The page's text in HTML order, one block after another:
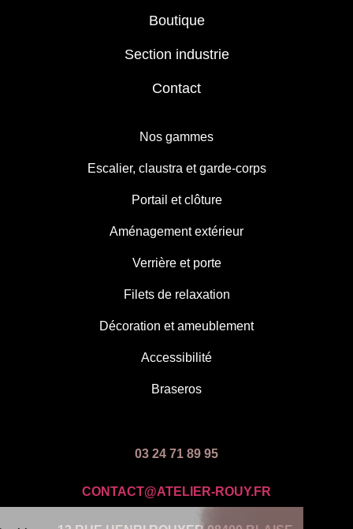
Boutique
Section industrie
Contact
Nos gammes
Escalier, claustra et garde-corps
Portail et clôture
Aménagement extérieur
Verrière et porte
Filets de relaxation
Décoration et ameublement
Accessibilité
Braseros
03 24 71 89 95
CONTACT@ATELIER-ROUY.FR